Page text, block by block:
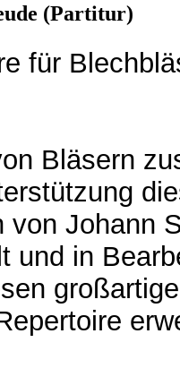
(Partitur)
für
Bläsern
von Johann
und in